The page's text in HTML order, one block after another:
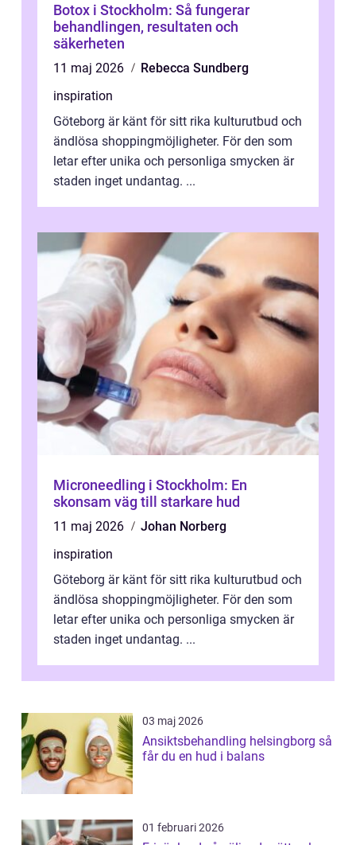
Botox i Stockholm: Så fungerar
behandlingen, resultaten och
säkerheten
11 maj 2026
Rebecca Sundberg
inspiration
Göteborg är känt för sitt rika kulturutbud och
ändlösa shoppingmöjligheter. För den som
letar efter unika och personliga smycken är
staden inget undantag. ...
Microneedling i Stockholm: En
skonsam väg till starkare hud
11 maj 2026
Johan Norberg
inspiration
Göteborg är känt för sitt rika kulturutbud och
ändlösa shoppingmöjligheter. För den som
letar efter unika och personliga smycken är
staden inget undantag. ...
03 maj 2026
Ansiktsbehandling helsingborg så
får du en hud i balans
01 februari 2026